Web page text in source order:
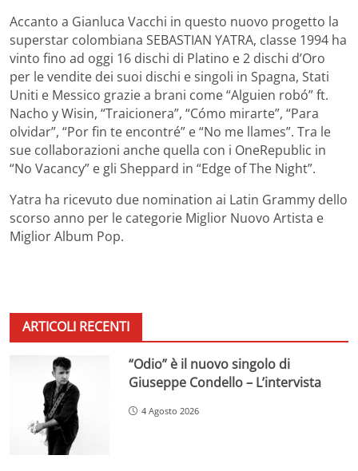
Accanto a Gianluca Vacchi in questo nuovo progetto la
superstar colombiana SEBASTIAN YATRA, classe 1994 ha
vinto fino ad oggi 16 dischi di Platino e 2 dischi d’Oro
per le vendite dei suoi dischi e singoli in Spagna, Stati
Uniti e Messico grazie a brani come “Alguien robó” ft.
Nacho y Wisin, “Traicionera”, “Cómo mirarte”, “Para
olvidar”, “Por fin te encontré” e “No me llames”. Tra le
sue collaborazioni anche quella con i OneRepublic in
“No Vacancy” e gli Sheppard in “Edge of The Night”.
Yatra ha ricevuto due nomination ai Latin Grammy dello
scorso anno per le categorie Miglior Nuovo Artista e
Miglior Album Pop.
ARTICOLI RECENTI
“Odio” è il nuovo singolo di
Giuseppe Condello – L’intervista
4 Agosto 2026